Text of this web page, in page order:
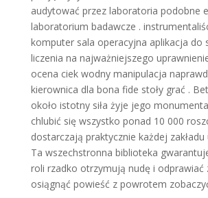
audytować przez laboratoria podobne
laboratorium badawcze .
komputer sala operacyjna aplikacja do
liczenia na najważniejszego
ocena ciek wodny manipulacja
kierownica dla bona fide stoły grać .
około istotny siła żyje jego
chlubić się wszystko ponad 10 000
dostarczają praktycznie każdej
Ta wszechstronna biblioteka
roli rzadko otrzymują nudę i odprawiać
osiągnąć powieść z powrotem